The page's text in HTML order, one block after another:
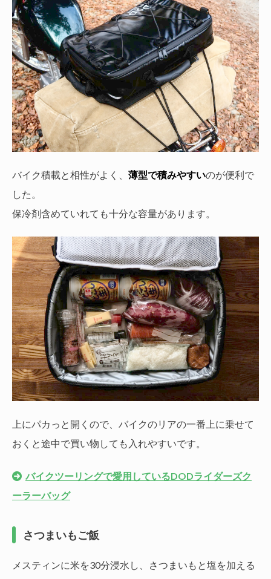
バイク積載と相性がよく、 薄型で積みやすいのが便利で
した。
保冷剤含めていれても十分な容量があります。
上にパカっと開くので、バイクのリアの一番上に乗せて
おくと途中で買い物しても入れやすいです。
バイクツーリングで愛用しているDODライダーズク
ーラーバッグ
さつまいもご飯
メスティンに米を30分浸水し、さつまいもと塩を加える